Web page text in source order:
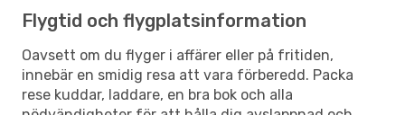
Flygtid och flygplatsinformation
Oavsett om du flyger i affärer eller på fritiden,
innebär en smidig resa att vara förberedd. Packa
rese kuddar, laddare, en bra bok och alla